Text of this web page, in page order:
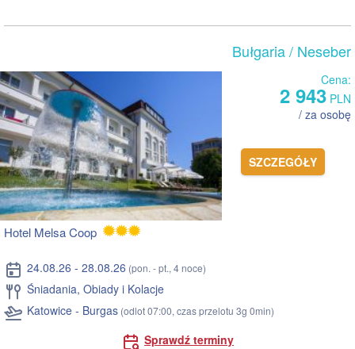
Bułgaria/ Neseber
Cena:
2 943 PLN
/ za osobę
SZCZEGÓŁY
Hotel Melsa Coop
24.08.26 - 28.08.26 (pon. - pt., 4 noce)
Śniadania, Obiady i Kolacje
Katowice - Burgas (odlot 07:00, czas przelotu 3g 0min)
Sprawdź terminy